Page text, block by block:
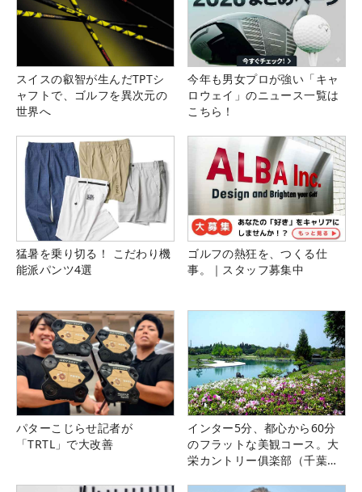
スイスの叡智が生んだTPTシ
ャフトで、ゴルフを異次元の
世界へ
今年も男女プロが強い「キャ
ロウェイ」のニュース一覧は
こちら！
猛暑を乗り切る！ こだわり機
能派パンツ4選
ゴルフの熱狂を、つくる仕
事。｜スタッフ募集中
パターこじらせ記者が
「TRTL」で大改善
インター5分、都心から60分
のフラットな美観コース。大
栄カントリー俱楽部（千葉